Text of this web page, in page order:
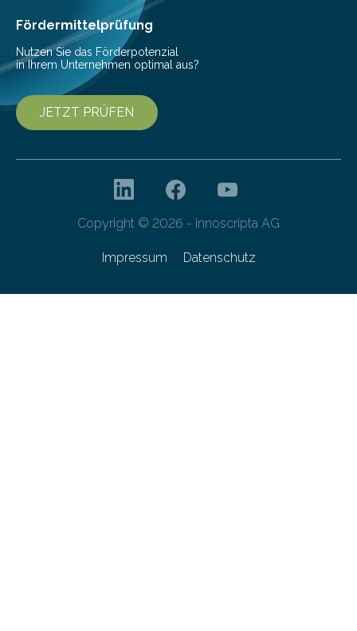
Gefahr erheblicher…
Fördermittelprüfung
Nutzen Sie das Förderpotenzial
in Ihrem Unternehmen optimal aus?
JETZT PRÜFEN
Copyright © 2026 - innoscripta AG
Impressum Datenschutz